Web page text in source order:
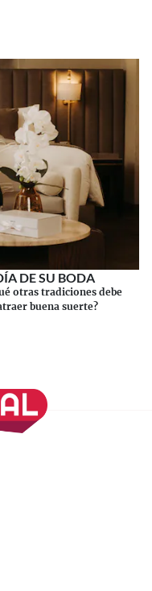
DE SU BODA
otras tradiciones debe
buena suerte?